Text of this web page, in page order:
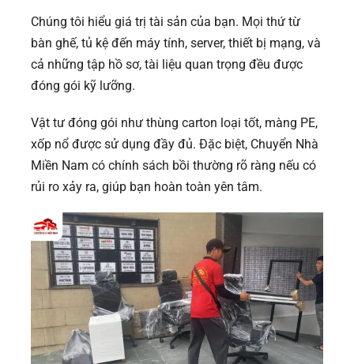
Chúng tôi hiểu giá trị tài sản của bạn. Mọi thứ từ
bàn ghế, tủ kệ đến máy tính, server, thiết bị mạng, và
cả những tập hồ sơ, tài liệu quan trọng đều được
đóng gói kỹ lưỡng.
Vật tư đóng gói như thùng carton loại tốt, màng PE,
xốp nổ được sử dụng đầy đủ. Đặc biệt, Chuyển Nhà
Miền Nam có chính sách bồi thường rõ ràng nếu có
rủi ro xảy ra, giúp bạn hoàn toàn yên tâm.